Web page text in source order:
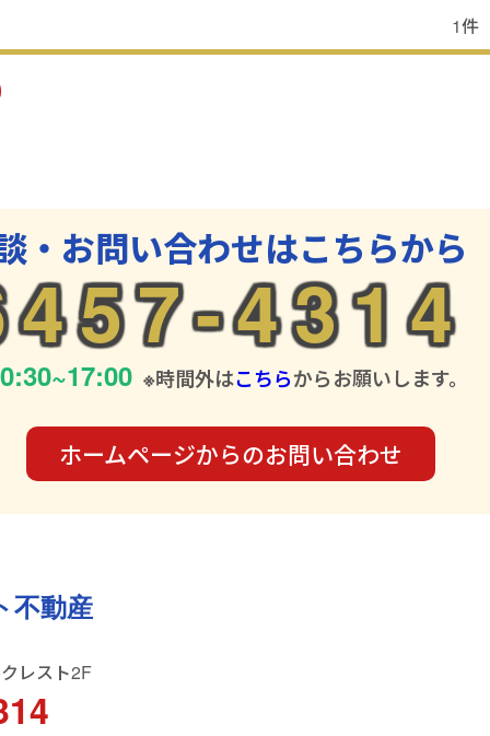
1件
・お問い合わせはこちらから
4314
※時間外はこちらからお願いします。
ホームページからのお問い合わせ
不動産
レスト2F